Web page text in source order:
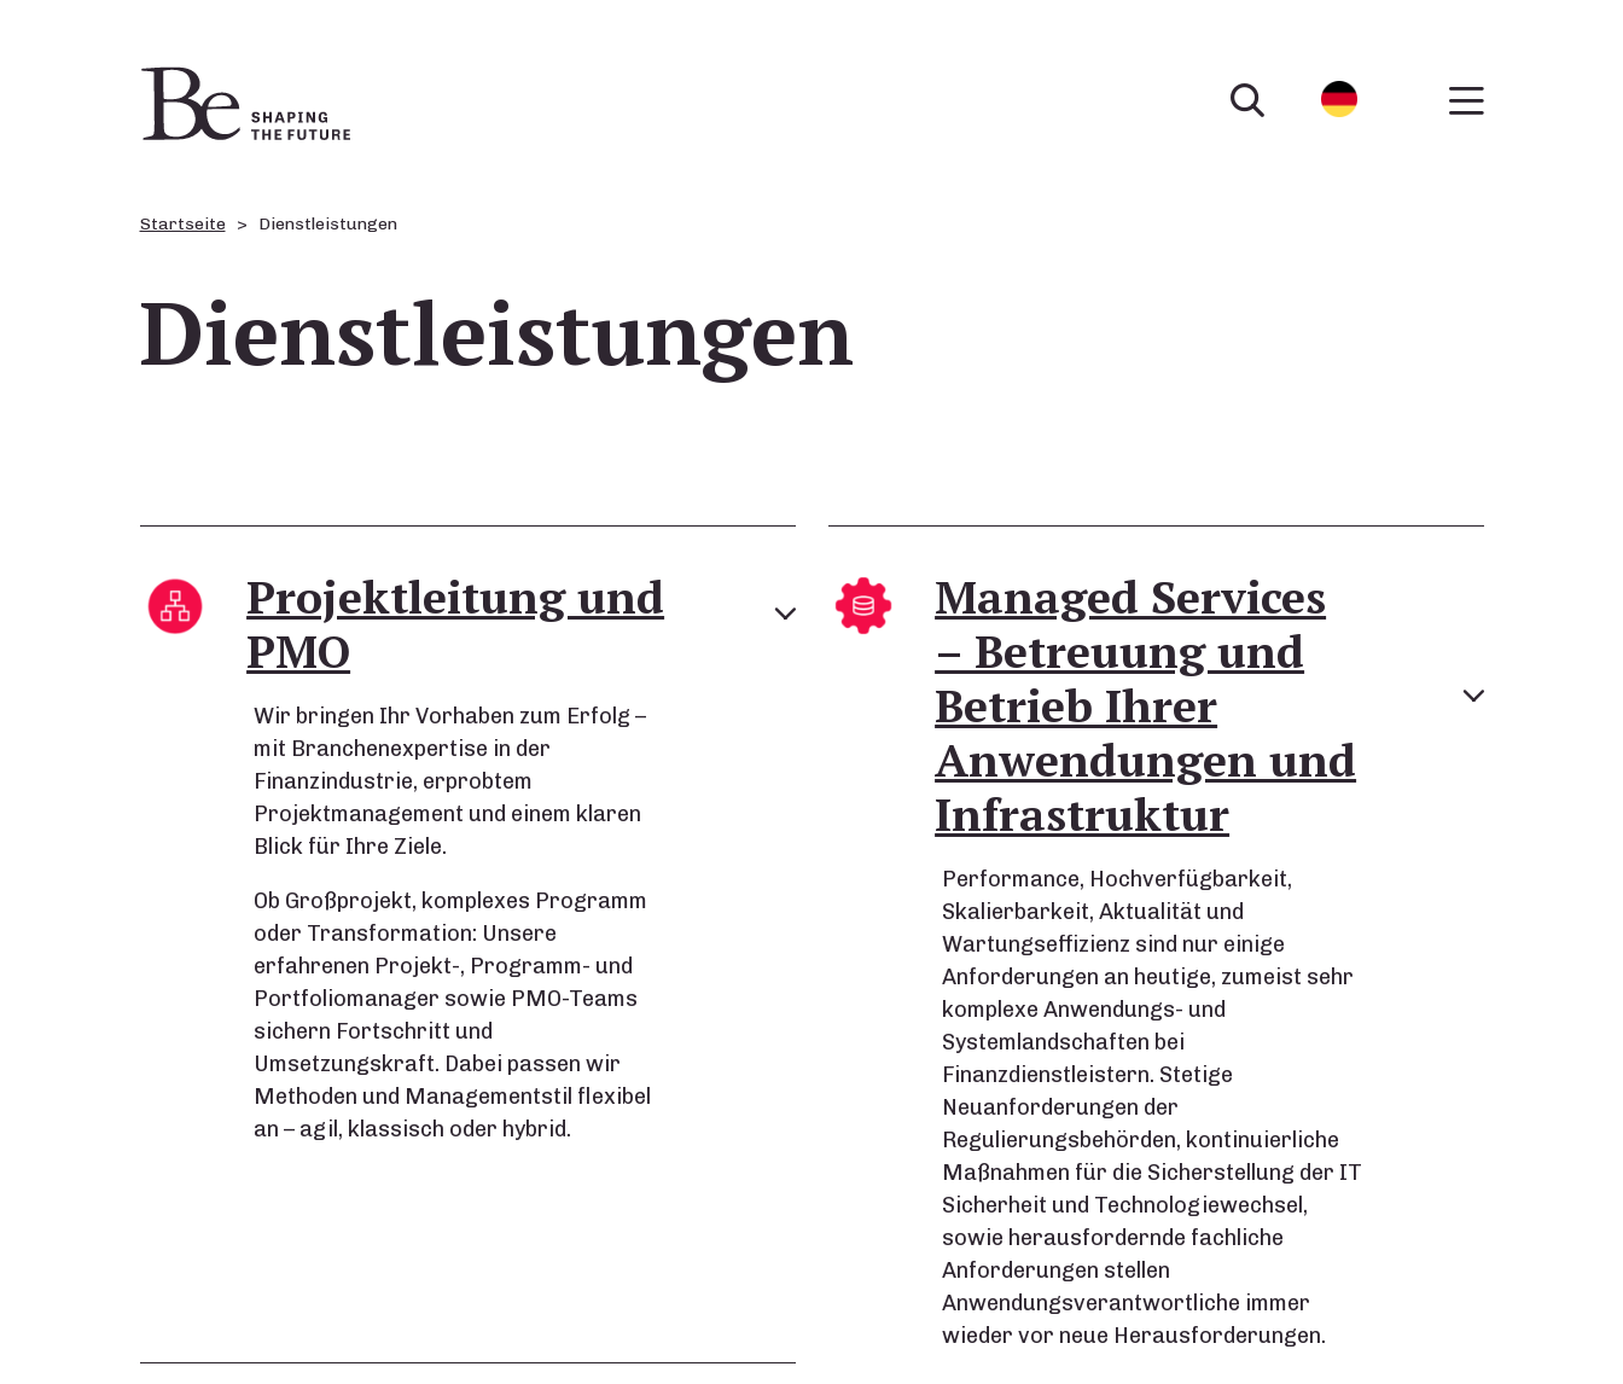
Startseite Dienstleistungen
Dienstleistungen
Projektleitung und
PMO
Wir bringen Ihr Vorhaben zum Erfolg –
mit Branchenexpertise in der
Finanzindustrie, erprobtem
Projektmanagement und einem klaren
Blick für Ihre Ziele.
Ob Großprojekt, komplexes Programm
oder Transformation: Unsere
erfahrenen Projekt-, Programm- und
Portfoliomanager sowie PMO-Teams
sichern Fortschritt und
Umsetzungskraft. Dabei passen wir
Methoden und Managementstil flexibel
an – agil, klassisch oder hybrid.
Managed Services
– Betreuung und
Betrieb Ihrer
Anwendungen und
Infrastruktur
Performance, Hochverfügbarkeit,
Skalierbarkeit, Aktualität und
Wartungseffizienz sind nur einige
Anforderungen an heutige, zumeist sehr
komplexe Anwendungs- und
Systemlandschaften bei
Finanzdienstleistern. Stetige
Neuanforderungen der
Regulierungsbehörden, kontinuierliche
Maßnahmen für die Sicherstellung der IT
Sicherheit und Technologiewechsel,
sowie herausfordernde fachliche
Anforderungen stellen
Anwendungsverantwortliche immer
wieder vor neue Herausforderungen.